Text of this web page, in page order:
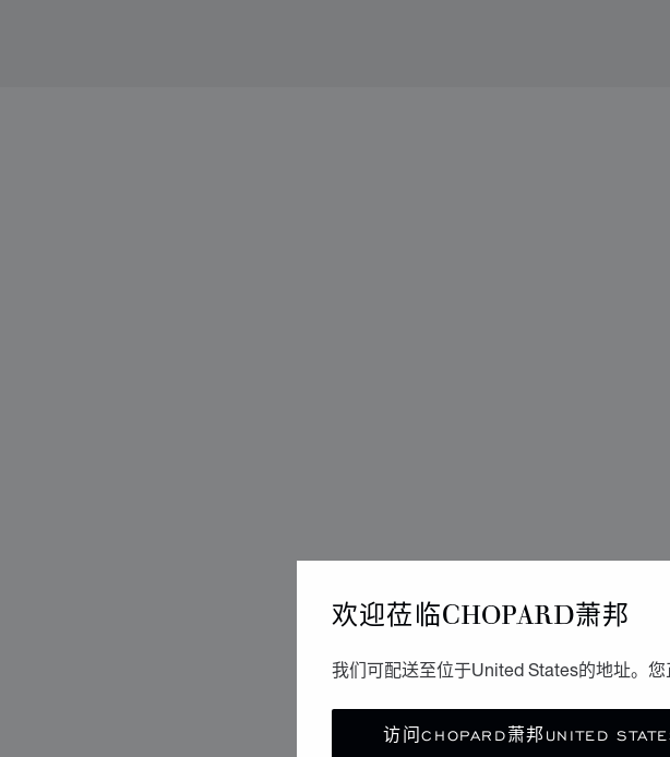
欢迎莅临CHOPARD萧邦
我们可配送至位于United States的地址。
访问CHOPARD萧邦UNITED